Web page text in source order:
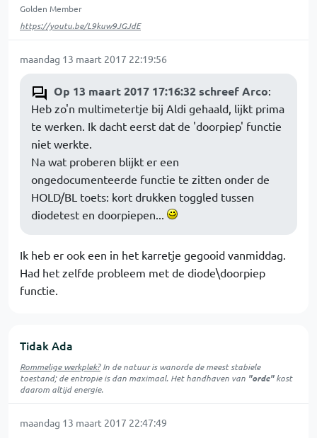
Golden Member
https://youtu.be/L9kuw9JGJdE
maandag 13 maart 2017 22:19:56
Op 13 maart 2017 17:16:32 schreef Arco:
Heb zo'n multimetertje bij Aldi gehaald, lijkt prima
te werken. Ik dacht eerst dat de 'doorpiep' functie
niet werkte.
Na wat proberen blijkt er een
ongedocumenteerde functie te zitten onder de
HOLD/BL toets: kort drukken toggled tussen
diodetest en doorpiepen...
Ik heb er ook een in het karretje gegooid vanmiddag.
Had het zelfde probleem met de diode\doorpiep
functie.
Tidak Ada
Rommelige werkplek?In de natuur iswanordede meest stabiele
toestand; de entropie is dan maximaal. Het handhaven van "orde"kost
daarom altijd energie.
maandag 13 maart 2017 22:47:49